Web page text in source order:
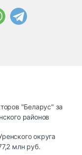
"Беларус" за
районов
округа
млн руб.